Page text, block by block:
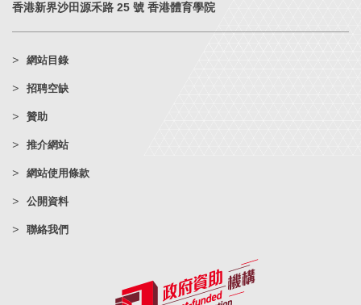
香港新界沙田源禾路 25 號 香港體育學院
網站目錄
招聘空缺
贊助
推介網站
網站使用條款
公開資料
聯絡我們